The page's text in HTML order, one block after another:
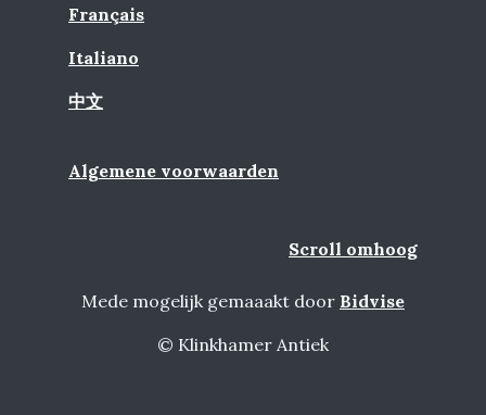
Français
Italiano
中文
Algemene voorwaarden
Scroll omhoog
Mede mogelijk gemaaakt door Bidvise
© Klinkhamer Antiek